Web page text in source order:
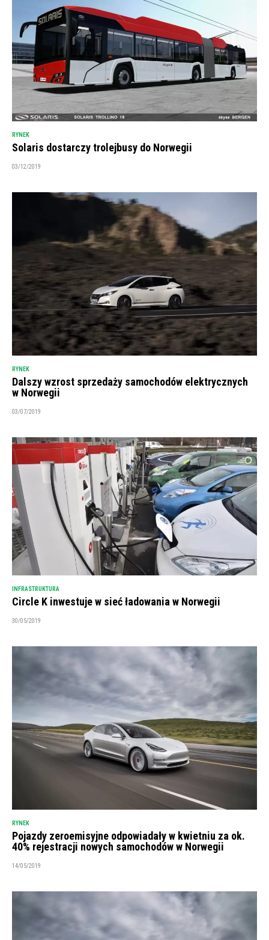
RYNEK
Solaris dostarczy trolejbusy do Norwegii
03/12/2019
RYNEK
Dalszy wzrost sprzedaży samochodów elektrycznych
w Norwegii
03/07/2019
INFRASTRUKTURA
Circle K inwestuje w sieć ładowania w Norwegii
30/05/2019
RYNEK
Pojazdy zeroemisyjne odpowiadały w kwietniu za ok.
40% rejestracji nowych samochodów w Norwegii
14/05/2019